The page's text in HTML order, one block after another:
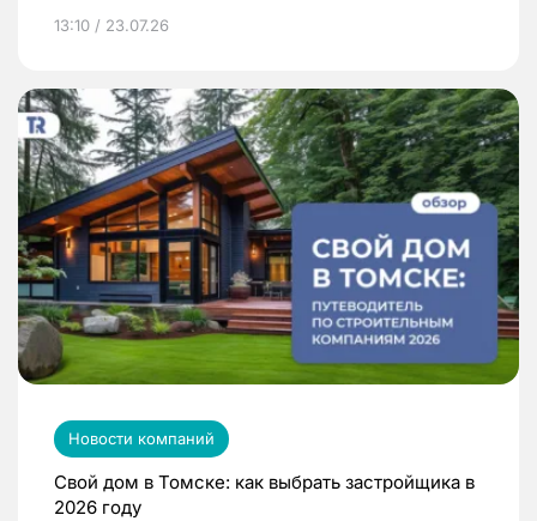
13:10 / 23.07.26
Новости компаний
Свой дом в Томске: как выбрать застройщика в
2026 году